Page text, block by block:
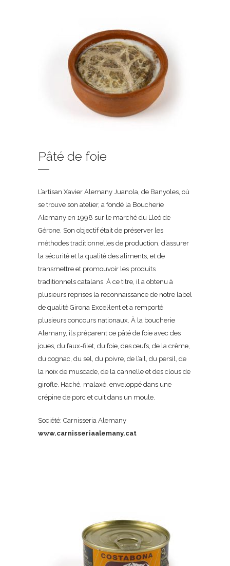
Pâté de foie
L’artisan Xavier Alemany Juanola, de Banyoles, où
se trouve son atelier, a fondé la Boucherie
Alemany en 1998 sur le marché du Lleó de
Gérone. Son objectif était de préserver les
méthodes traditionnelles de production, d’assurer
la sécurité et la qualité des aliments, et de
transmettre et promouvoir les produits
traditionnels catalans. À ce titre, il a obtenu à
plusieurs reprises la reconnaissance de notre label
de qualité Girona Excel·lent et a remporté
plusieurs concours nationaux. À la boucherie
Alemany, ils préparent ce pâté de foie avec des
joues, du faux-filet, du foie, des œufs, de la crème,
du cognac, du sel, du poivre, de l’ail, du persil, de
la noix de muscade, de la cannelle et des clous de
girofle. Haché, malaxé, enveloppé dans une
crépine de porc et cuit dans un moule.
Société: Carnisseria Alemany
www.carnisseriaalemany.cat